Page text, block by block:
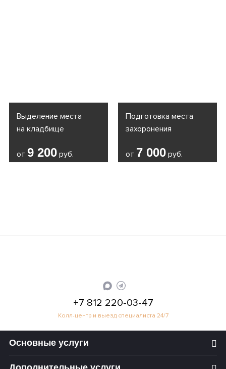
Выделение места
на кладбище
от 9 200 руб.
Подготовка места
захоронения
от 7 000 руб.
+7 812 220-03-47
Колл-центр и выезд специалиста 24/7
Основные услуги